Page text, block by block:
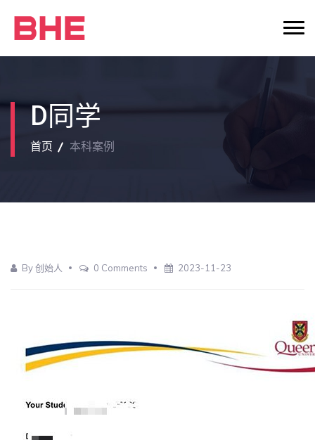
D同学
首页 本科案例
By 创始人 0 Comments 2023-11-23